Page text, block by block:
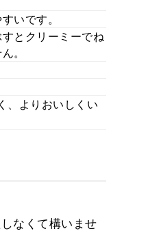
いです。
とクリーミーでね
。
、よりおいしくい
なくて構いませ